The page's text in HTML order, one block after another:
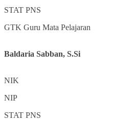
STAT PNS
GTK Guru Mata Pelajaran
Baldaria Sabban, S.Si
NIK
NIP
STAT PNS